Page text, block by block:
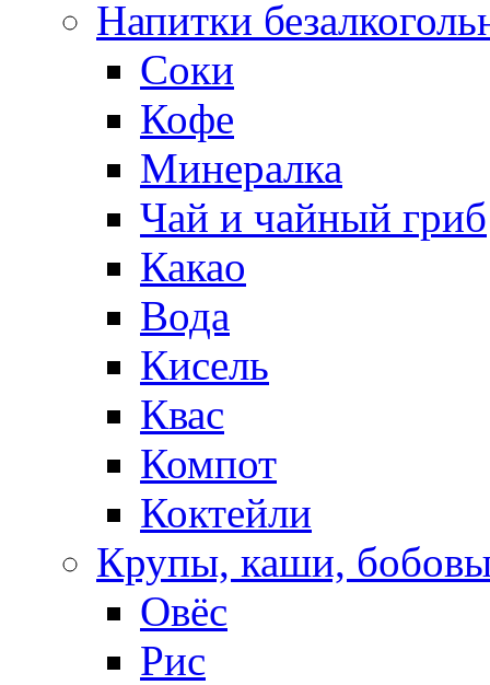
Напитки
Соки
Кофе
Минералка
Чай и чайный гриб
Какао
Вода
Кисель
Квас
Компот
Коктейли
Крупы, каши,
Овёс
Рис